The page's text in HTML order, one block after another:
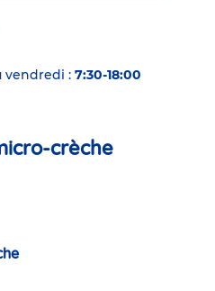
vendredi : 7:30-18:00
crèche